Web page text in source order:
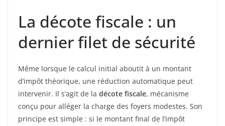
La décote fiscale : un
dernier filet de sécurité
Même lorsque le calcul initial aboutit à un montant
d’impôt théorique, une réduction automatique peut
intervenir. Il s’agit de la décote fiscale, mécanisme
conçu pour alléger la charge des foyers modestes. Son
principe est simple : si le montant final de l’impôt